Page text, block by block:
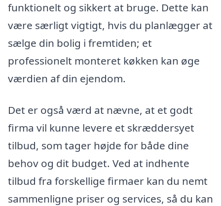
funktionelt og sikkert at bruge. Dette kan
være særligt vigtigt, hvis du planlægger at
sælge din bolig i fremtiden; et
professionelt monteret køkken kan øge
værdien af din ejendom.
Det er også værd at nævne, at et godt
firma vil kunne levere et skræddersyet
tilbud, som tager højde for både dine
behov og dit budget. Ved at indhente
tilbud fra forskellige firmaer kan du nemt
sammenligne priser og services, så du kan